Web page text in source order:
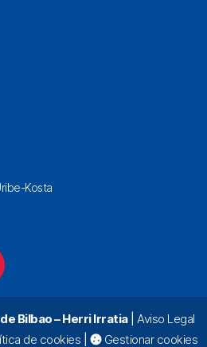
Kosta
Bilbao – Herri Irratia| Aviso Legal
de cookies Gestionar cookies